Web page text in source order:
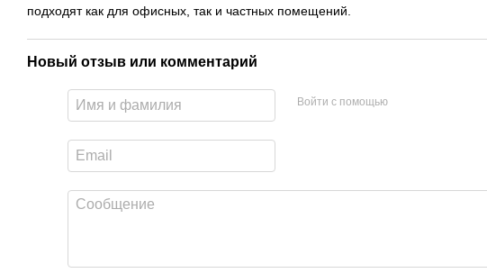
подходят как для офисных, так и частных помещений.
Новый отзыв или комментарий
Войти с помощью